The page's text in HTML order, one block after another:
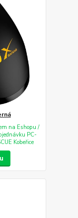
na Eshopu /
PC-
Kobeřice